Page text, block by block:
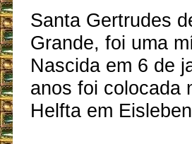
Santa Gertrudes
Grande, foi uma
Nascida em 6 de
anos foi colocada
Helfta em